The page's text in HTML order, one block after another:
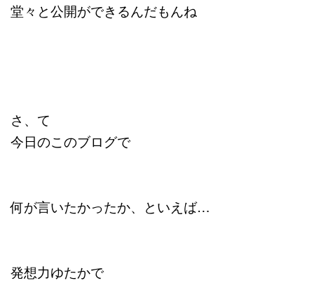
堂々と公開ができるんだもんね
さ、て
今日のこのブログで
何が言いたかったか、といえば…
発想力ゆたかで